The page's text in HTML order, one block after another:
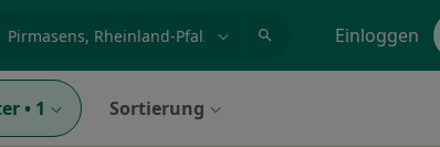
Einloggen
• 1 Sortierung